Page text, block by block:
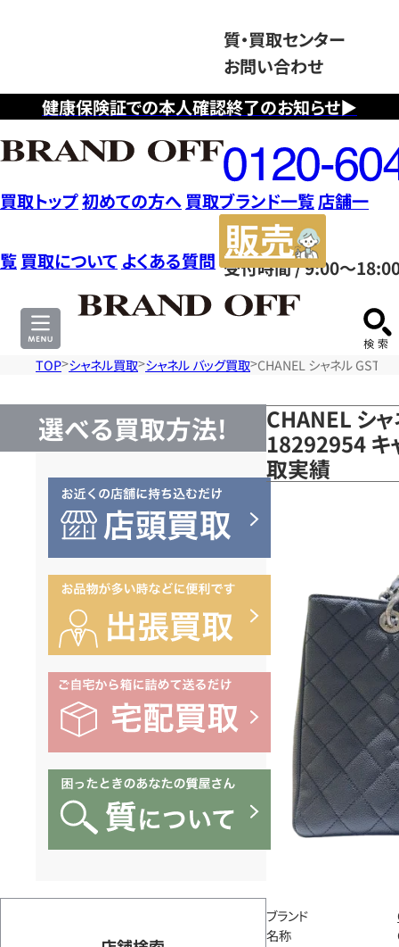
健康保険証での本人確認終了のお知らせ▶
質・買取センター
お問い合わせ
フ
リ
ー
ダ
イ
ヤ
ル
0120604117
受付時間 / 9:00～
買取トップ初めての方へ 買取ブランド一覧店舗一
覧 買取について よくある質問
サ
TOP シャネル買取 シャネル バッグ買取 CHANEL シャネル GSTト
選べる買取方法!
CHANEL シ
18292954 キ
取実績
ブランド
名称